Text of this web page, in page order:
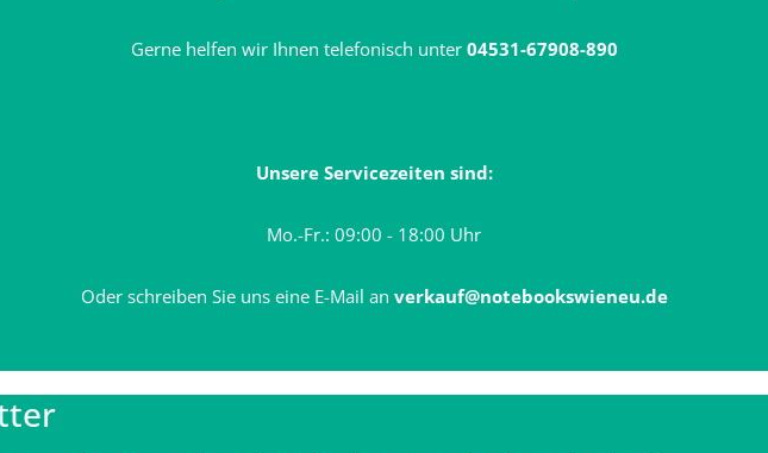
Gerne helfen wir Ihnen telefonisch unter 04531-67908-890
Unsere Servicezeiten sind:
Mo.-Fr.: 09:00 - 18:00 Uhr
Oder schreiben Sie uns eine E-Mail an verkauf@notebookswieneu.de